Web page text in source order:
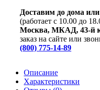
Доставим до дома
(работает с 10.00 до
Москва, МКАД, 43-й
заказ на сайте или
(800) 775-14-89
Описание
Характеристики